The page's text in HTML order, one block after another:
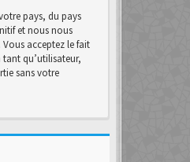
pays, du pays
et nous nous
Vous acceptez le fait
qu’utilisateur,
sans votre